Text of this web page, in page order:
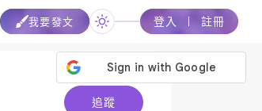
我要發文 登入 註冊
追蹤